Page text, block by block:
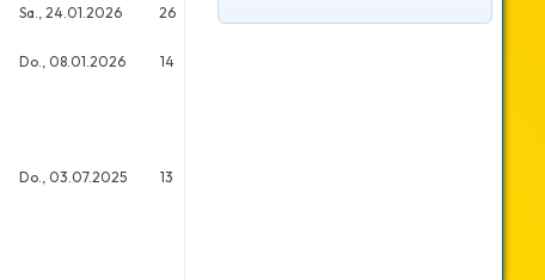
Sa., 24.01.2026 26
Do., 08.01.2026 14
Do., 03.07.2025 13